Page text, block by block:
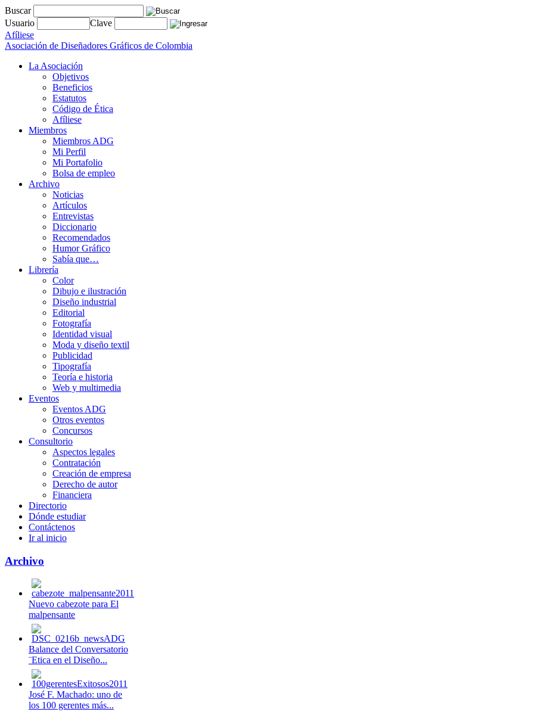
Buscar
Usuario
Clave
Afíliese
Asociación de Diseñadores Gráficos de Colombia
La Asociación
Objetivos
Beneficios
Estatutos
Código de Ética
Afíliese
Miembros
Miembros ADG
Mi Perfil
Mi Portafolio
Bolsa de empleo
Archivo
Noticias
Artículos
Entrevistas
Diccionario
Recomendados
Humor Gráfico
Sabía que…
Librería
Color
Dibujo e ilustración
Diseño industrial
Editorial
Fotografía
Identidad visual
Moda y diseño textil
Publicidad
Tipografía
Teoría e historia
Web y multimedia
Eventos
Eventos ADG
Otros eventos
Concursos
Consultorio
Aspectos legales
Contratación
Creación de empresa
Derecho de autor
Financiera
Directorio
Dónde estudiar
Contáctenos
Ir al inicio
Archivo
Nuevo cabezote para El
malpensante
Balance del Conversatorio
¨Etica en el Diseño...
José F. Machado: uno de
los 100 gerentes más...